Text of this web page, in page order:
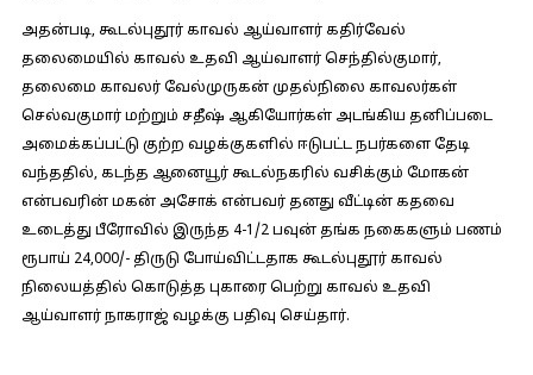
அதன்படி, கூடல்புதூர் காவல் ஆய்வாளர் கதிர்வேல்
தலைமையில் காவல் உதவி ஆய்வாளர் செந்தில்குமார்,
தலைமை காவலர் வேல்முருகன் முதல்நிலை காவலர்கள்
செல்வகுமார் மற்றும் சதீஷ் ஆகியோர்கள் அடங்கிய தனிப்படை
அமைக்கப்பட்டு குற்ற வழக்குகளில் ஈடுபட்ட நபர்களை தேடி
வந்ததில், கடந்த ஆனையூர் கூடல்நகரில் வசிக்கும் மோகன்
என்பவரின் மகன் அசோக் என்பவர் தனது வீட்டின் கதவை
உடைத்து பீரோவில் இருந்த 4-1/2 பவுன் தங்க நகைகளும் பணம்
ரூபாய் 24,000/- திருடு போய்விட்டதாக கூடல்புதூர் காவல்
நிலையத்தில் கொடுத்த புகாரை பெற்று காவல் உதவி
ஆய்வாளர் நாகராஜ் வழக்கு பதிவு செய்தார்.